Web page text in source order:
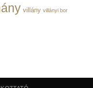
villány villányi bor